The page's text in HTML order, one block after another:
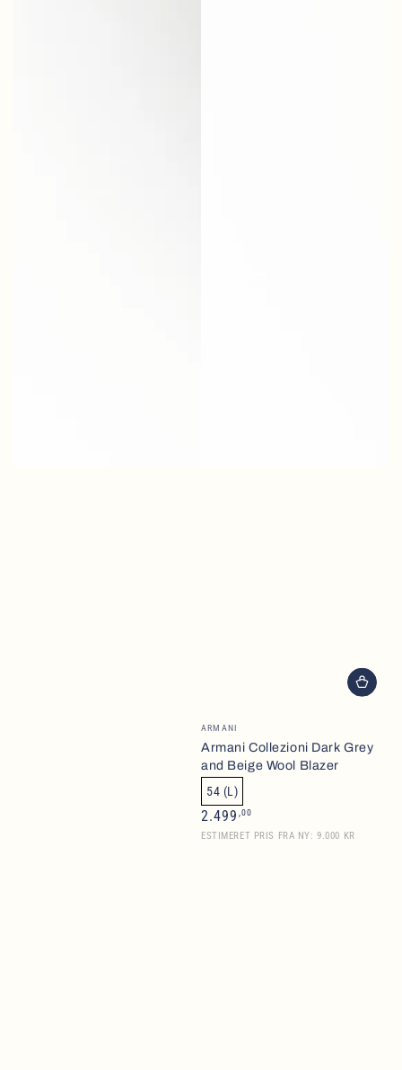
Brand
ARMANI
Armani Collezioni Dark Grey
and Beige Wool Blazer
54 (L)
Normalpris
2.499 ,00
ESTIMERET PRIS FRA NY: 9.000 KR